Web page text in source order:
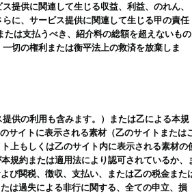
提供に関連して生じる収益、利益、のれん、
に、サービス提供に関連して生じる甲の責任
は支払うべき、紹介料の総額を超えないもの
切の権利または衡平法上の救済を放棄しま
供の利用も含みます。）または乙による本規
サイトに表示される素材（乙のサイトまたは
上もしくは乙のサイト内に表示される素材の
規約または適用法により認可されているか、
び関税、徴収、支払い、または乙の税金また
は過失による非行に関する、全ての申立、損